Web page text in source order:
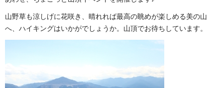
山野草も涼しげに花咲き、晴れれば最高の眺めが楽しめる美の山
へ、ハイキングはいかがでしょうか。山頂でお待ちしています。